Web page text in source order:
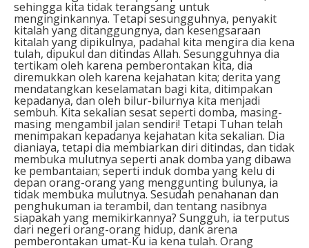
sehingga kita tidak terangsang untuk
menginginkannya. Tetapi sesungguhnya, penyakit
kitalah yang ditanggungnya, dan kesengsaraan
kitalah yang dipikulnya, padahal kita mengira dia kena
tulah, dipukul dan ditindas Allah. Sesungguhnya dia
tertikam oleh karena pemberontakan kita, dia
diremukkan oleh karena kejahatan kita; derita yang
mendatangkan keselamatan bagi kita, ditimpakan
kepadanya, dan oleh bilur-bilurnya kita menjadi
sembuh. Kita sekalian sesat seperti domba, masing-
masing mengambil jalan sendiri! Tetapi Tuhan telah
menimpakan kepadanya kejahatan kita sekalian. Dia
dianiaya, tetapi dia membiarkan diri ditindas, dan tidak
membuka mulutnya seperti anak domba yang dibawa
ke pembantaian; seperti induk domba yang kelu di
depan orang-orang yang menggunting bulunya, ia
tidak membuka mulutnya. Sesudah penahanan dan
penghukuman ia terambil, dan tentang nasibnya
siapakah yang memikirkannya? Sungguh, ia terputus
dari negeri orang-orang hidup, dank arena
pemberontakan umat-Ku ia kena tulah. Orang